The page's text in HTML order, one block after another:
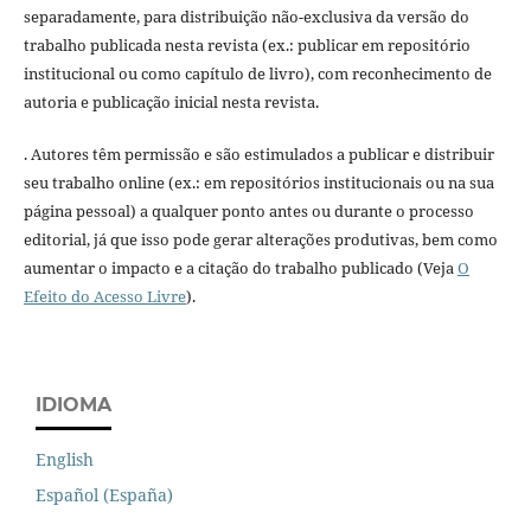
separadamente, para distribuição não-exclusiva da versão do
trabalho publicada nesta revista (ex.: publicar em repositório
institucional ou como capítulo de livro), com reconhecimento de
autoria e publicação inicial nesta revista.
. Autores têm permissão e são estimulados a publicar e distribuir
seu trabalho online (ex.: em repositórios institucionais ou na sua
página pessoal) a qualquer ponto antes ou durante o processo
editorial, já que isso pode gerar alterações produtivas, bem como
aumentar o impacto e a citação do trabalho publicado (VejaO
Efeito do Acesso Livre).
IDIOMA
English
Español (España)